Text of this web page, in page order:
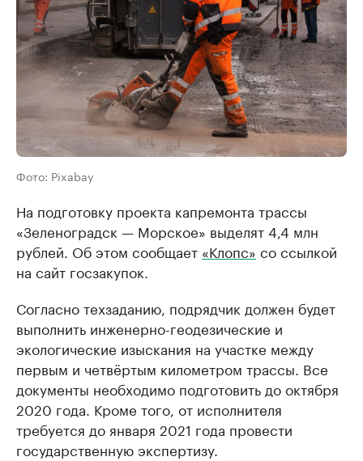
Фото: Pixabay
На подготовку проекта капремонта трассы
«Зеленоградск — Морское» выделят 4,4 млн
рублей. Об этом сообщает «Клопс» со ссылкой
на сайт госзакупок.
Согласно техзаданию, подрядчик должен будет
выполнить инженерно-геодезические и
экологические изыскания на участке между
первым и четвёртым километром трассы. Все
документы необходимо подготовить до октября
2020 года. Кроме того, от исполнителя
требуется до января 2021 года провести
государственную экспертизу.